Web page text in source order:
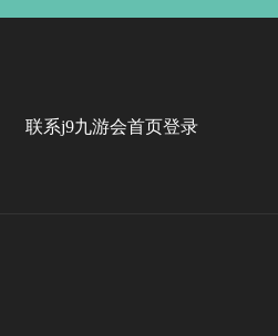
联系j9九游会首页登录